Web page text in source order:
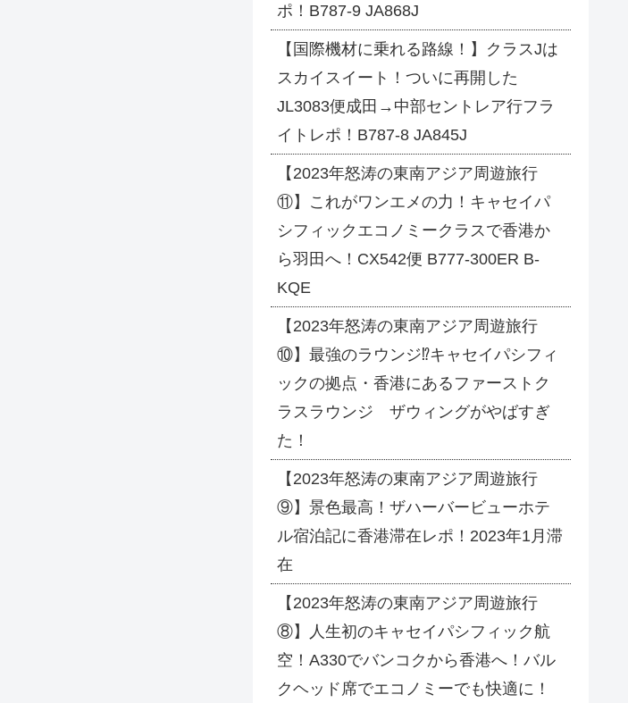
ポ！B787-9 JA868J
【国際機材に乗れる路線！】クラスJは
スカイスイート！ついに再開した
JL3083便成田→中部セントレア行フラ
イトレポ！B787-8 JA845J
【2023年怒涛の東南アジア周遊旅行
⑪】これがワンエメの力！キャセイパ
シフィックエコノミークラスで香港か
ら羽田へ！CX542便 B777-300ER B-
KQE
【2023年怒涛の東南アジア周遊旅行
⑩】最強のラウンジ⁉キャセイパシフィ
ックの拠点・香港にあるファーストク
ラスラウンジ ザウィングがやばすぎ
た！
【2023年怒涛の東南アジア周遊旅行
⑨】景色最高！ザハーバービューホテ
ル宿泊記に香港滞在レポ！2023年1月滞
在
【2023年怒涛の東南アジア周遊旅行
⑧】人生初のキャセイパシフィック航
空！A330でバンコクから香港へ！バル
クヘッド席でエコノミーでも快適に！